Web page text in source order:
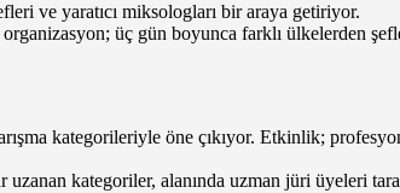
ve yaratıcı miksologları bir araya getiriyor.
üç gün boyunca farklı ülkelerden
kategorileriyle öne çıkıyor. Etkinlik;
kategoriler, alanında uzman jüri üyeleri